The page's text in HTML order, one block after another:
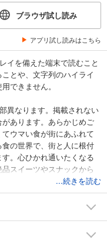
ブラウザ試し読み
アプリ試し読みはこちら
イを備えた端末で読むこと
とや、文字列のハイライ
できません。
異なります。掲載されない
あります。あらかじめご
ウマい食が街にあふれて
の世界で、街と人に根付
。心ひかれ通いたくなる
スイーツやスナックから
ていた商品になります。収
注意ください。
...続きを読む